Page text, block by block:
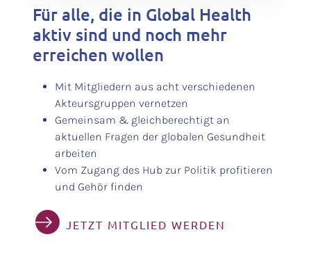
Für alle, die in Global Health
aktiv sind und noch mehr
erreichen wollen
Mit Mitgliedern aus acht verschiedenen
Akteursgruppen vernetzen
Gemeinsam & gleichberechtigt an
aktuellen Fragen der globalen Gesundheit
arbeiten
Vom Zugang des Hub zur Politik profitieren
und Gehör finden
JETZT MITGLIED WERDEN